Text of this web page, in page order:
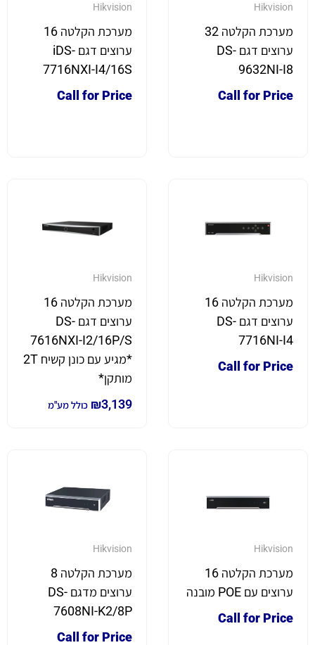
Hikvision
מערכת הקלטה 32
ערוצים דגם DS-
9632NI-I8
Call for Price
Hikvision
מערכת הקלטה 16
ערוצים דגם iDS-
7716NXI-I4/16S
Call for Price
Hikvision
מערכת הקלטה 16
ערוצים דגם DS-
7716NI-I4
Call for Price
Hikvision
מערכת הקלטה 16
ערוצים דגם DS-
7616NXI-I2/16P/S
*מגיע עם כונן קשיח 2T
מותקן*
₪3,139 כולל מע"מ
Hikvision
מערכת הקלטה 16
ערוצים עם POE מובנה
Call for Price
Hikvision
מערכת הקלטה 8
ערוצים מדגם DS-
7608NI-K2/8P
Call for Price